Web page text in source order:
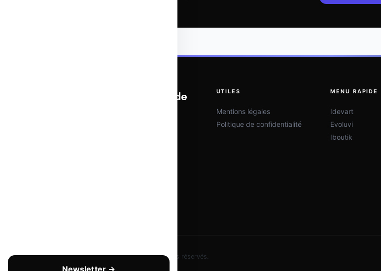
Newsletter →
OTOMATIX | L'expertise du web et de
UTILES
Mentions légales
Politique de confidentialité
MENU RAPIDE
Idevart
Evoluvi
Iboutik
© 2026Copyright - tous droits réservés— Tous droits réservés.